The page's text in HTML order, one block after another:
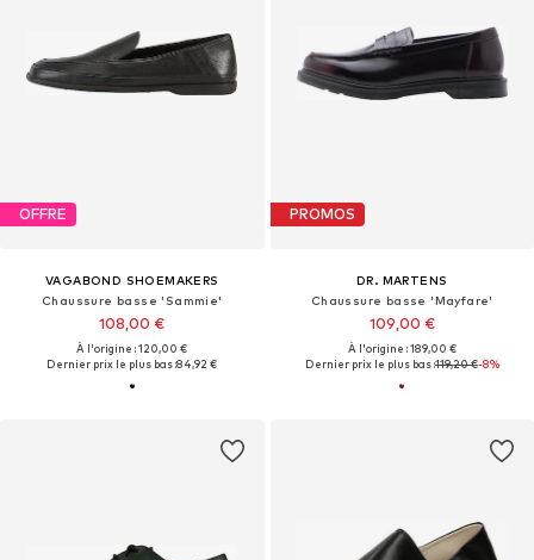
OFFRE
VAGABOND SHOEMAKERS
Chaussure basse 'Sammie'
108,00 €
À l'origine : 120,00 €
Dernier prix le plus bas :84,92 €
PROMOS
DR. MARTENS
Chaussure basse 'Mayfare'
109,00 €
À l'origine : 189,00 €
Dernier prix le plus bas :119,20 €-8%